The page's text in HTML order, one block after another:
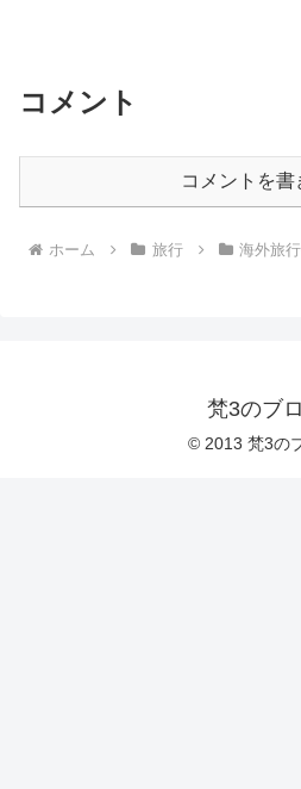
コメント
コメントを書
ホーム 旅行 海外旅
梵3のブ
© 2013 梵3の